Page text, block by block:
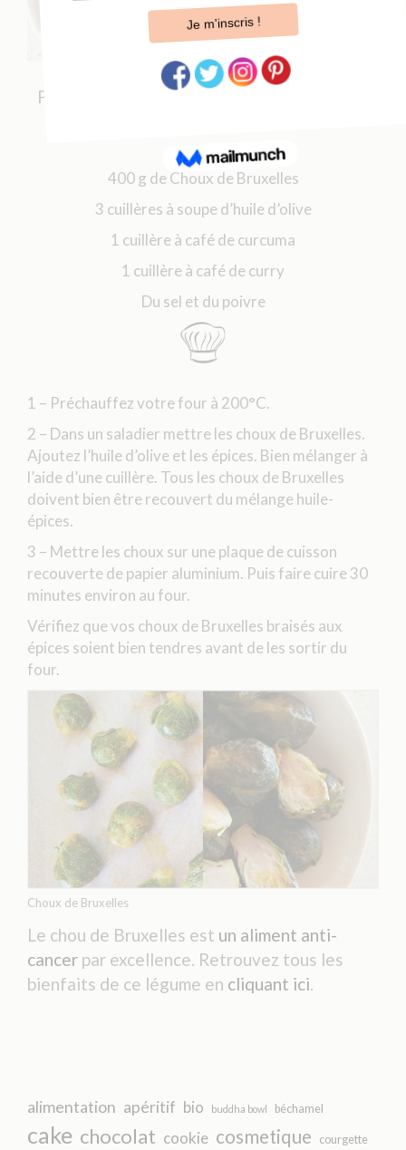
Pour réaliser les choux de Bruxelles braisés
400 g de Choux de Bruxelles
3 cuillères à soupe d’huile d’olive
1 cuillère à café de curcuma
1 cuillère à café de curry
Du sel et du poivre
1 – Préchauffez votre four à 200°C.
2 – Dans un saladier mettre les choux de Bruxelles.
Ajoutez l’huile d’olive et les épices. Bien mélanger à
l’aide d’une cuillère. Tous les choux de Bruxelles
doivent bien être recouvert du mélange huile-
épices.
3 – Mettre les choux sur une plaque de cuisson
recouverte de papier aluminium. Puis faire cuire 30
minutes environ au four.
Vérifiez que vos choux de Bruxelles braisés aux
épices soient bien tendres avant de les sortir du
four.
Choux de Bruxelles
Le chou de Bruxelles est un aliment anti-
cancer par excellence. Retrouvez tous les
bienfaits de ce légume en cliquant ici.
alimentation apéritif bio buddha bowl béchamel
cake chocolat cookie cosmetique courgette